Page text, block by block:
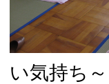
い気持ち～